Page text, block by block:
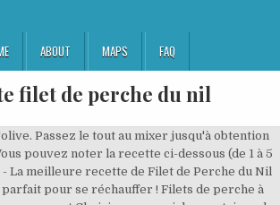
ABOUT MAPS FAQ
filet de perche du nil
Découvrez la rubrique de 750g consacrée à la cuisine de saison et optez, avec nous, pour une cuisine simple, savoureuse, économique et plus responsable. 5.0/5 (8 votes), 10 Commentaires. La perche du Nil est un poisson d’eau douce qui évoluait originellement dans le Nil. Vous trouverez plusieurs recettes sur mon blog. 1 filet de perche. Recettes de perche Perche : les idées recettes simples et succulentes Le nom ne vous dit peut-être rien, mais la perche est un poisson commun à la chair blanche excellente. Supprimez simplement vos filtres avec la croix, Retrouvez Marmiton où que vous soyez en téléchargeant l'application, Tous droits réservés Marmiton.org - 1999-2021, Recrutement ● Mentions légales ● Conditions Générales d'Utilisation ● Vos questions ● FAQ ● Contact ● Politique de protection des données personnelles ● Politique de confidentialité ● Préférences cookies, Pour des milliers de cocktails : 1001cocktails.com, OFFRE ABO Magazine : 1 an (6 numéros) + 1 sac à pain en coton à 19,90 € à découvrir, Politique de protection des données personnelles. Recette Perche au Thermomix. 1 citron jaune. sel, poivre du moulin. Emincer l'échalote. Nulle part ailleurs vous trouverez aussi goûteux, aussi bons aussi "Lémanesque" ! Plusieurs espèces de poissons peuvent se cuisiner avec cette sauce onctueuse et confite. Filet de perche au four recette. Salem Aleykom , hummmmmmmmmm que c'est bon! Aujourd’hui, on trouve cette espèce dans tous les lacs et rivières d’Afrique. J'ai eu envie de les cuisiner le plus légèrement et simplement possible. Alors ma foi, à vous de voir les filets de perche que vous trouverez par rapport à leur provenance, en poissonnerie ou en grande surface. préchauffer le four à 60°C, y glisser le plat et les assiettes. Il faut au moins y manger une fois dans sa vie, le goût… Préparez les ingrédients et vous pouvez commencer à cuisiner Filet de perche au four. 2008 Filets de perche du Nil aux tomates et au basilic. Séchez-les avec des feuilles de … Coupez les filets de loup de mer en petits morceaux, mettez-les dans un récipient haut et ajoutez 2 jaunes d'oeufs et 1 dl de crème fraîche. Par tichat999. SucreEtEpices - J'essaie de préparer du poisson au moins une fois par semaine, voire deux. 1 tasse crème 35%. 2016 - Recette Filet de perche du Nil, sauce à l'échalote : découvrez les ingrédients, ustensiles et étapes de préparation Cette recette de Perche du Nil avec son manteau de coco sur un lit de douceur et ses haricots sucrée, WOOAOOW ! Auteur : recettes.qc.ca Partage. Ingrédients (2 personnes): 1 filet de perche du Nil = 420 grammes. 1 poignée d'amande. C'est un plat qui sent bon le Sud et les vacances !. On se régale avec ce délicieux filet de perche cuit à la poêle. Ingrédients: 1 filet de perche du Nil 4 carottes râpées 2 tomates 2 cuillères à soupe de jus de citron 3 cuillères à soupe de crème fraîche allégée 2 cuillèr... Filets de … Filet de perche du Nil, sauce à l'échalote. Le tout accompagné d'une sauce au beurre, citron, ail, persil et ciboulette. Crème fraîche liquide. Filet de perche au four recettes que vous adorerez. Cuisine traditionnelle, exotique, régionale, festive... Découvrez comment cuisiner les Filets de perche du nil au four et passer pour un chef avec les recettes de cuisine NotreFamille.com Découvrez la recette de Filets de perche du nil aux champignons à faire en 10 minutes. Plat facile 20 min 20 min. Des centaines de recettes de Filets de perche du nil au four à faire chez vous. Rincez vos filets de poisson à l'eau claire. Eh! Ajoutez le jus de citron mélangé à un verre d’eau ou de vin blanc sec. Beurrez la poêle et laissez fondre à feu moyen. Assaisonnez à volonté de poivre de Cayenne et de noix muscade, salez et poivrez. Sauce, crêpes, plats mijotés : 8 recettes pour utiliser... Tellement pratiques à préparer à l'avance : nos meilleurs... Un filet de perche du nil se dorant sous une couverture ce citron et poireaux.Délicieux et simple. https://www.solo.be/fr/recettes/filets-de-perche-aux-poireaux 2 tiges de coriandre. Recettes à base de perche du Nil : les recettes les mieux notées proposées par les internautes et approuvées par les chefs de 750g. Version papier ou numérique, à vous de choisir ! Cuisiner de saison, c'est facile avec 750g ! Cette perche mesure en général 60 cm pour un poids de 200 kg, mais elle peut atteindre 2 m. La perche du Nil est un prédateur vorace qui se nourrit en consommant une grande quantité d’autres poissons. Recette Filet de perche en papillote. Sur la plaque de votre four, placez une feuille de papier sulfurisé. Faites dorer les filets de chaque côté. La perche du Nil est une espèce extrêmement invasive, avec une croissance très rapide et une maturité précoce (3 à 4 ans). 29 avr. Aujourd'hui je vous propose un nouveau plat à base de poisson. Recette Filet de perche du Nil, sauce à l'échalote : découvrez les ingrédients, ustensiles et étapes de préparation OFFRE ABO Magazine : 1 an (6 numéros) + 1 sac à pain en coton à 19,90 € à découvrir Ingrédients (1 personne): 1 Filet de perche Huile Sel poivre 2 C à s de farine 1 Citron 1/2 Botte de persil haché 4 Gousse d'ail haché 20G de beurre. De plus, il n'y en a pas toujours des filets de perche du Lac de Neuchâtel, tout frais tout beaux. Tout ça, en un seul plat, avec un goût très fin idéalement sublimé par un filet de vin blanc sec et quelques patates douces… entre autres, puisque le filet de perche se cuisine de mille et une façons. Parmi les poissons qu'on achète les filets de perche font partis des favoris. #poulet. Afin de nous permettre d améliorer la qualité de cette recette « filet de perche du nil aux champignons », n hésitez pas à nous faire parvenir vos remarques à Jérôme@une-recette.com. … Dans une casserole, faire fondre une noisette de margarine et... 25 min. Farinez légèrement les filets de perche. J'avais acheté des filets de perche du Nil, un poisson très bon avec une chair ferme et peu onéreux. 4.1 / 5. sur 21 avis. Filets de perche au four aux herbes et au citron. Par tichat999. #chocolat L'essayer, c'est l'adopter! Posez dessus les filets de perche du nil. Graissez un plat allant au four avec l'huile d'olive. Recettes | Filets de perche du Nil aux tomates et au basilic; 29 avr. Si vous n'en avez pas, vous pouvez les remplacer par des herbes séchées. 1 cuillère à thé curcuma moulu. Tamponnez le filet de perche du Nil avec de l’essuie-tout afin d’enlever le maximum d’humidité. 1/2 tasse vin blanc sec. J'ai profité des herbes aromatiques fraîches du jardin qui apportent une saveur incomparable. 2 citrons. • Faites chauffer la moitié de l’huile d’olive dans la poêle et, à couvert, faites-y cuire les rondelles de … En filet, friture ou meunière, ce poisson d'eau douce est idéal à cuisiner et rencontre toujours plus de succès. Versez le lait de coco au dernier mom